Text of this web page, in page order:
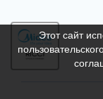
Этот сайт